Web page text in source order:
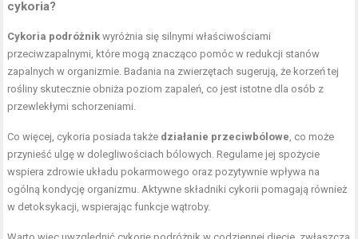
cykoria?
Cykoria podróżnik wyróżnia się silnymi właściwościami
przeciwzapalnymi, które mogą znacząco pomóc w redukcji stanów
zapalnych w organizmie. Badania na zwierzętach sugerują, że korzeń tej
rośliny skutecznie obniża poziom zapaleń, co jest istotne dla osób z
przewlekłymi schorzeniami.
Co więcej, cykoria posiada także działanie przeciwbólowe, co może
przynieść ulgę w dolegliwościach bólowych. Regularne jej spożycie
wspiera zdrowie układu pokarmowego oraz pozytywnie wpływa na
ogólną kondycję organizmu. Aktywne składniki cykorii pomagają również
w detoksykacji, wspierając funkcje wątroby.